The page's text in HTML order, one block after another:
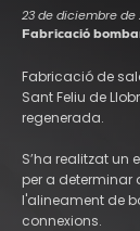
23 de diciembre de
Fabricació
Fabricació de
Sant Feliu de
regenerada.
S’ha realitzat un
per a determinar
l'alineament de
connexions.